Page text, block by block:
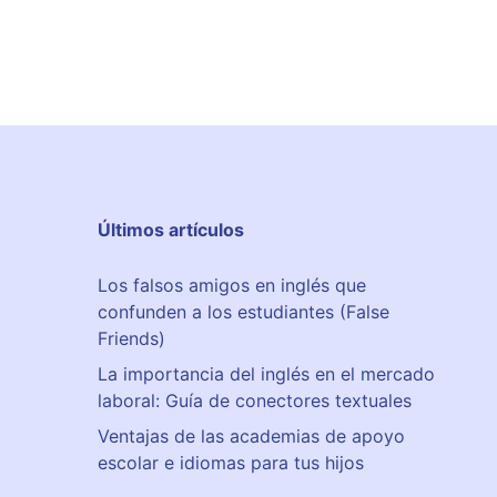
Últimos artículos
Los falsos amigos en inglés que
confunden a los estudiantes (False
Friends)
La importancia del inglés en el mercado
laboral: Guía de conectores textuales
Ventajas de las academias de apoyo
escolar e idiomas para tus hijos